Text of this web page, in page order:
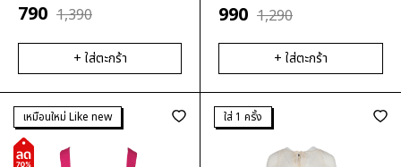
790 1,390
+ ใส่ตะกร้า
990 1,290
+ ใส่ตะกร้า
เหมือนใหม่ Like new ใส่ 1 ครั้ง